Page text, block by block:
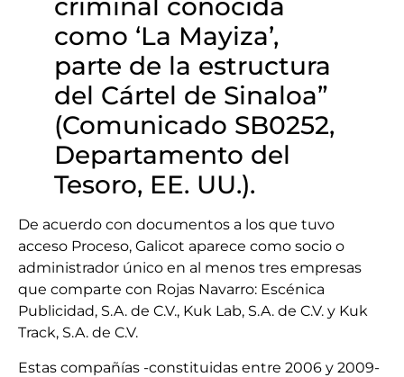
criminal conocida
como ‘La Mayiza’,
parte de la estructura
del Cártel de Sinaloa”
(Comunicado SB0252,
Departamento del
Tesoro, EE. UU.).
De acuerdo con documentos a los que tuvo
acceso Proceso, Galicot aparece como socio o
administrador único en al menos tres empresas
que comparte con Rojas Navarro: Escénica
Publicidad, S.A. de C.V., Kuk Lab, S.A. de C.V. y Kuk
Track, S.A. de C.V.
Estas compañías -constituidas entre 2006 y 2009-